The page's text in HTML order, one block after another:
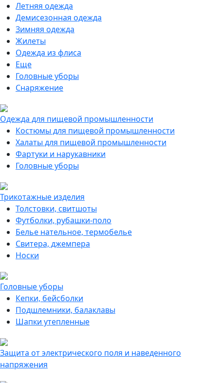
Летняя одежда
Демисезонная одежда
Зимняя одежда
Жилеты
Одежда из флиса
Еще
Головные уборы
Снаряжение
Одежда для пищевой промышленности
Костюмы для пищевой промышленности
Халаты для пищевой промышленности
Фартуки и нарукавники
Головные уборы
Трикотажные изделия
Толстовки, свитшоты
Футболки, рубашки-поло
Белье нательное, термобелье
Свитера, джемпера
Носки
Головные уборы
Кепки, бейсболки
Подшлемники, балаклавы
Шапки утепленные
Защита от электрического поля и наведенного
напряжения